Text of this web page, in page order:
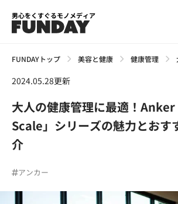
男心をくすぐるモノメディア
FUNDAYトップ 美容と健康 健康管理
2024.05.28更新
大人の健康管理に最適！
Scale」シリーズの魅力とおす
介
アンカー